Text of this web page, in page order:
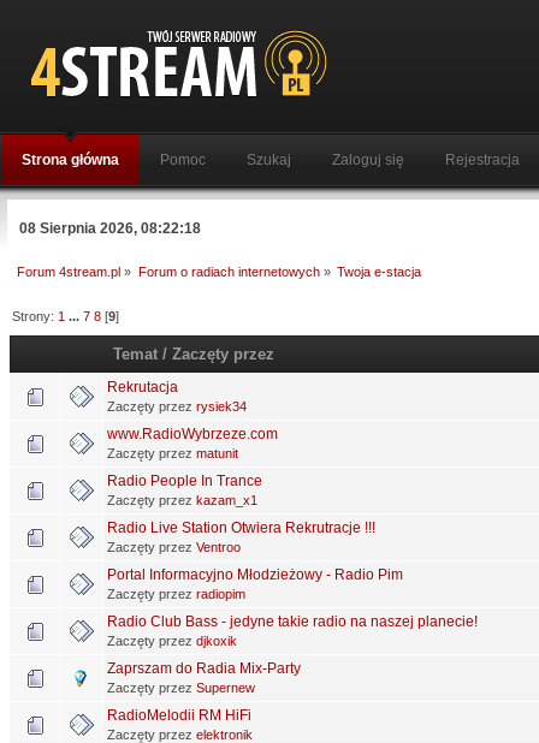
Strona główna Pomoc Szukaj Zaloguj się Rejestracja
08 Sierpnia 2026, 08:22:18
Forum 4stream.pl » Forum o radiach internetowych» Twoja e-stacja
Strony: 1 ...7 8 [9]
Temat /Zaczęty przez
Rekrutacja
Zaczęty przez rysiek34
www.RadioWybrzeze.com
Zaczęty przez matunit
Radio People In Trance
Zaczęty przez kazam_x1
Radio Live Station Otwiera Rekrutracje !!!
Zaczęty przez Ventroo
Portal Informacyjno Młodzieżowy - Radio Pim
Zaczęty przez radiopim
Radio Club Bass - jedyne takie radio na naszej planecie!
Zaczęty przez djkoxik
Zaprszam do Radia Mix-Party
Zaczęty przez Supernew
RadioMelodii RM HiFi
Zaczęty przez elektronik